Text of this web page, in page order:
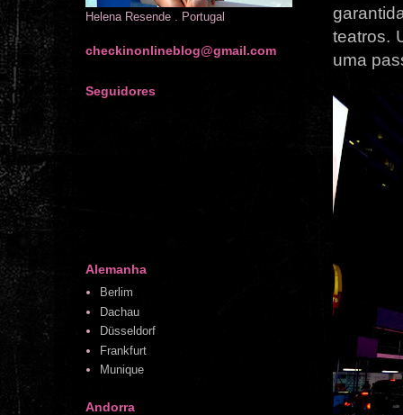
teatros.
uma
Helena Resende . Portugal
checkinonlineblog@gmail.com
Seguidores
Alemanha
Berlim
Dachau
Düsseldorf
Frankfurt
Munique
Andorra